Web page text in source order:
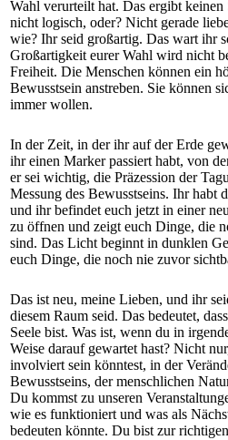
Wahl verurteilt hat. Das ergibt
nicht logisch, oder? Nicht gerade
wie? Ihr seid großartig. Das wart ihr
Großartigkeit eurer Wahl wird nicht
Freiheit. Die Menschen können ein
Bewusstsein anstreben. Sie können
immer wollen.
In der Zeit, in der ihr auf der Erde
ihr einen Marker passiert habt, von
er sei wichtig, die Präzession der
Messung des Bewusstseins. Ihr habt
und ihr befindet euch jetzt in einer
zu öffnen und zeigt euch Dinge, die
sind. Das Licht beginnt in dunklen
euch Dinge, die noch nie zuvor
Das ist neu, meine Lieben, und ihr
diesem Raum seid. Das bedeutet,
Seele bist. Was ist, wenn du in
Weise darauf gewartet hast? Nicht
involviert sein könntest, in der
Bewusstseins, der menschlichen
Du kommst zu unseren
wie es funktioniert und was als
bedeuten könnte. Du bist zur